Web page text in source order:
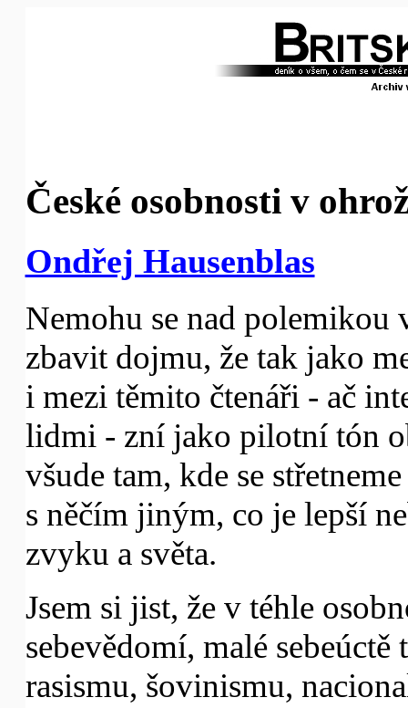
České osobnosti v
Ondřej Hausenblas
Nemohu se nad polemikou
zbavit dojmu, že tak jako
i mezi těmito čtenáři - ač
lidmi - zní jako pilotní tón
všude tam, kde se
s něčím jiným, co je lepší
zvyku a světa.
Jsem si jist, že v téhle
sebevědomí, malé
rasismu, šovinismu,